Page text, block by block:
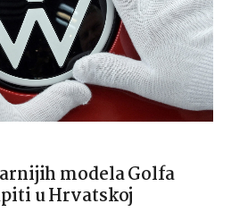
modela Golfa
u Hrvatskoj